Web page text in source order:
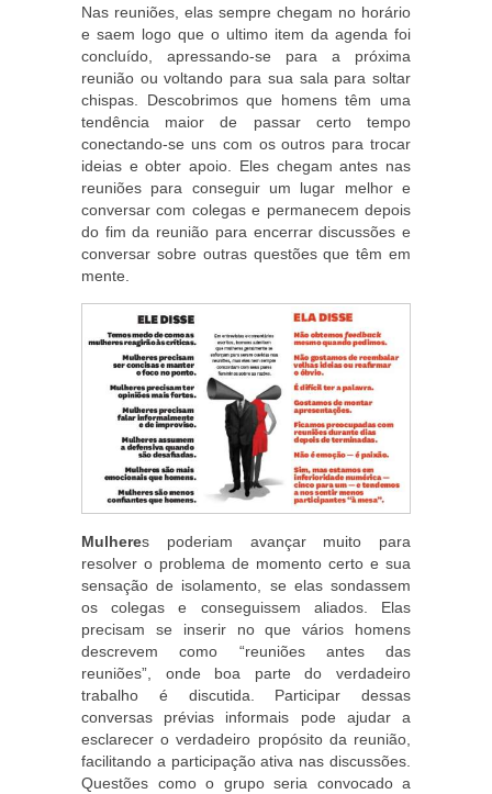
Nas reuniões, elas sempre chegam no horário
e saem logo que o ultimo item da agenda foi
concluído, apressando-se para a próxima
reunião ou voltando para sua sala para soltar
chispas. Descobrimos que homens têm uma
tendência maior de passar certo tempo
conectando-se uns com os outros para trocar
ideias e obter apoio. Eles chegam antes nas
reuniões para conseguir um lugar melhor e
conversar com colegas e permanecem depois
do fim da reunião para encerrar discussões e
conversar sobre outras questões que têm em
mente.
Mulheres poderiam avançar muito para
resolver o problema de momento certo e sua
sensação de isolamento, se elas sondassem
os colegas e conseguissem aliados. Elas
precisam se inserir no que vários homens
descrevem como “reuniões antes das
reuniões”, onde boa parte do verdadeiro
trabalho é discutida. Participar dessas
conversas prévias informais pode ajudar a
esclarecer o verdadeiro propósito da reunião,
facilitando a participação ativa nas discussões.
Questões como o grupo seria convocado a